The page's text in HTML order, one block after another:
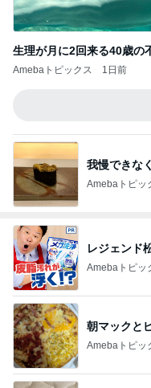
生理が月に2回来る40歳の
Amebaトピックス 1日前
我慢できな
Amebaトピッ
レジェンド
Amebaトピッ
朝マックと
Amebaトピッ